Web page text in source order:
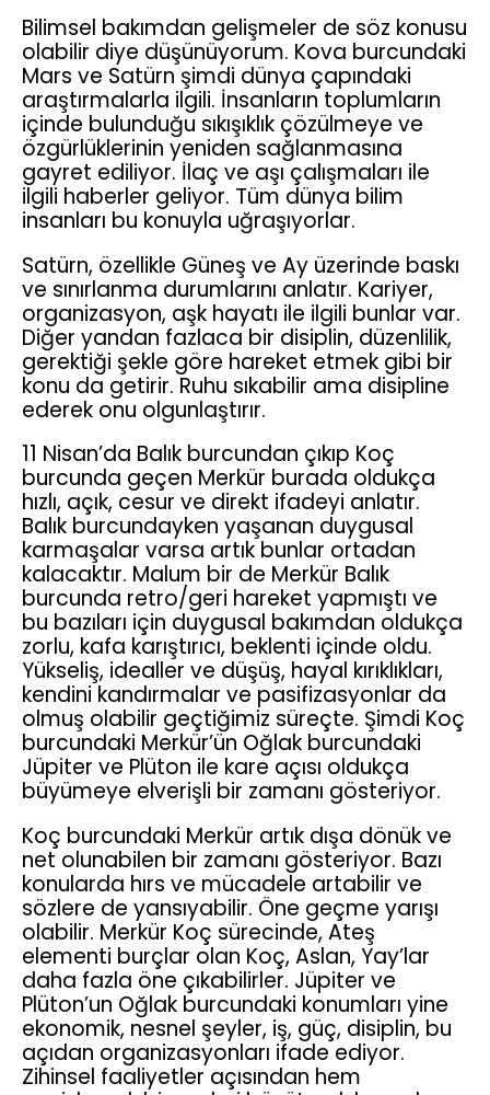
Bilimsel bakımdan gelişmeler de söz konusu
olabilir diye düşünüyorum. Kova burcundaki
Mars ve Satürn şimdi dünya çapındaki
araştırmalarla ilgili. İnsanların toplumların
içinde bulunduğu sıkışıklık çözülmeye ve
özgürlüklerinin yeniden sağlanmasına
gayret ediliyor. İlaç ve aşı çalışmaları ile
ilgili haberler geliyor. Tüm dünya bilim
insanları bu konuyla uğraşıyorlar.
Satürn, özellikle Güneş ve Ay üzerinde baskı
ve sınırlanma durumlarını anlatır. Kariyer,
organizasyon, aşk hayatı ile ilgili bunlar var.
Diğer yandan fazlaca bir disiplin, düzenlilik,
gerektiği şekle göre hareket etmek gibi bir
konu da getirir. Ruhu sıkabilir ama disipline
ederek onu olgunlaştırır.
11 Nisan’da Balık burcundan çıkıp Koç
burcunda geçen Merkür burada oldukça
hızlı, açık, cesur ve direkt ifadeyi anlatır.
Balık burcundayken yaşanan duygusal
karmaşalar varsa artık bunlar ortadan
kalacaktır. Malum bir de Merkür Balık
burcunda retro/geri hareket yapmıştı ve
bu bazıları için duygusal bakımdan oldukça
zorlu, kafa karıştırıcı, beklenti içinde oldu.
Yükseliş, idealler ve düşüş, hayal kırıklıkları,
kendini kandırmalar ve pasifizasyonlar da
olmuş olabilir geçtiğimiz süreçte. Şimdi Koç
burcundaki Merkür’ün Oğlak burcundaki
Jüpiter ve Plüton ile kare açısı oldukça
büyümeye elverişli bir zamanı gösteriyor.
Koç burcundaki Merkür artık dışa dönük ve
net olunabilen bir zamanı gösteriyor. Bazı
konularda hırs ve mücadele artabilir ve
sözlere de yansıyabilir. Öne geçme yarışı
olabilir. Merkür Koç sürecinde, Ateş
elementi burçlar olan Koç, Aslan, Yay’lar
daha fazla öne çıkabilirler. Jüpiter ve
Plüton’un Oğlak burcundaki konumları yine
ekonomik, nesnel şeyler, iş, güç, disiplin, bu
açıdan organizasyonları ifade ediyor.
Zihinsel faaliyetler açısından hem